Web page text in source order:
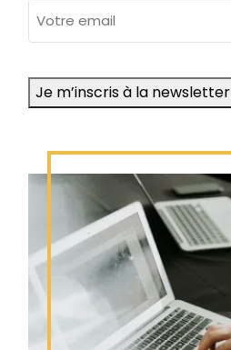
e-
Je m’inscris à la newsletter